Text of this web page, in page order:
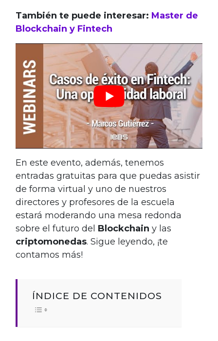
También te puede interesar: Master de
Blockchain y Fintech
En este evento, además, tenemos
entradas gratuitas para que puedas asistir
de forma virtual y uno de nuestros
directores y profesores de la escuela
estará moderando una mesa redonda
sobre el futuro del Blockchain y las
criptomonedas. Sigue leyendo, ¡te
contamos más!
ÍNDICE DE CONTENIDOS